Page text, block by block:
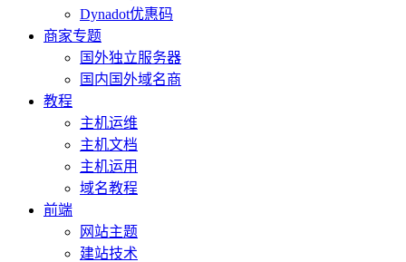
Dynadot优惠码
商家专题
国外独立服务器
国内国外域名商
教程
主机运维
主机文档
主机运用
域名教程
前端
网站主题
建站技术